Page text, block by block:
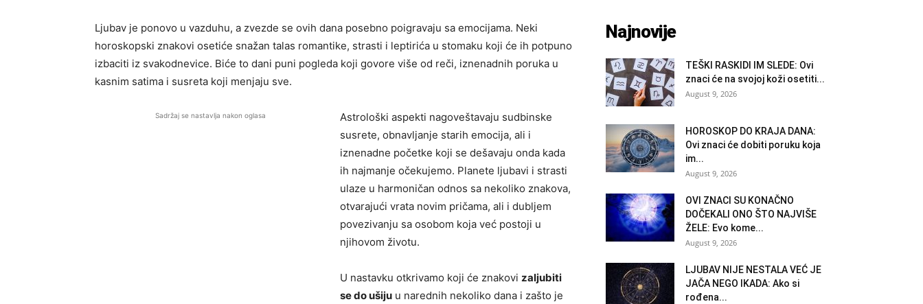
Ljubav je ponovo u vazduhu, a zvezde se ovih dana posebno poigravaju sa emocijama. Neki
horoskopski znakovi osetiće snažan talas romantike, strasti i leptirića u stomaku koji će ih potpuno
izbaciti iz svakodnevice. Biće to dani puni pogleda koji govore više od reči, iznenadnih poruka u
kasnim satima i susreta koji menjaju sve.
Sadržaj se nastavlja nakon oglasa
Astrološki aspekti nagoveštavaju sudbinske
susrete, obnavljanje starih emocija, ali i
iznenadne početke koji se dešavaju onda kada
ih najmanje očekujemo. Planete ljubavi i strasti
ulaze u harmoničan odnos sa nekoliko znakova,
otvarajući vrata novim pričama, ali i dubljem
povezivanju sa osobom koja već postoji u
njihovom životu.
U nastavku otkrivamo koji će znakovi zaljubiti
se do ušiju u narednih nekoliko dana i zašto je
Najnovije
TEŠKI RASKIDI IM SLEDE: Ovi
znaci će na svojoj koži osetiti...
August 9, 2026
HOROSKOP DO KRAJA DANA:
Ovi znaci će dobiti poruku koja
im...
August 9, 2026
OVI ZNACI SU KONAČNO
DOČEKALI ONO ŠTO NAJVIŠE
ŽELE: Evo kome...
August 9, 2026
LJUBAV NIJE NESTALA VEĆ JE
JAČA NEGO IKADA: Ako si
rođena...